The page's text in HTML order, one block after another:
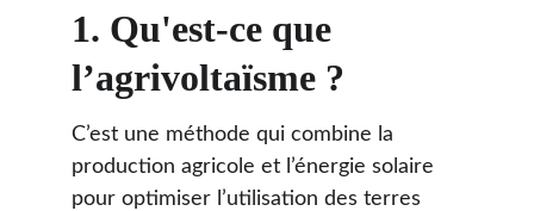
1. Qu'est-ce que
l’agrivoltaïsme ?
C’est une méthode qui combine la
production agricole et l’énergie solaire
pour optimiser l’utilisation des terres